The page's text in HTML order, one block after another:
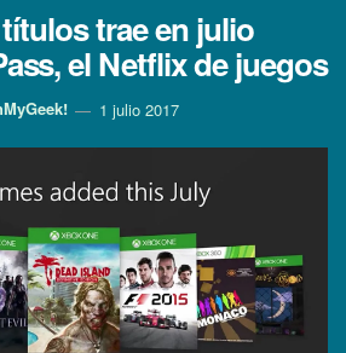
trae en julio
el Netflix de juegos
1 julio 2017